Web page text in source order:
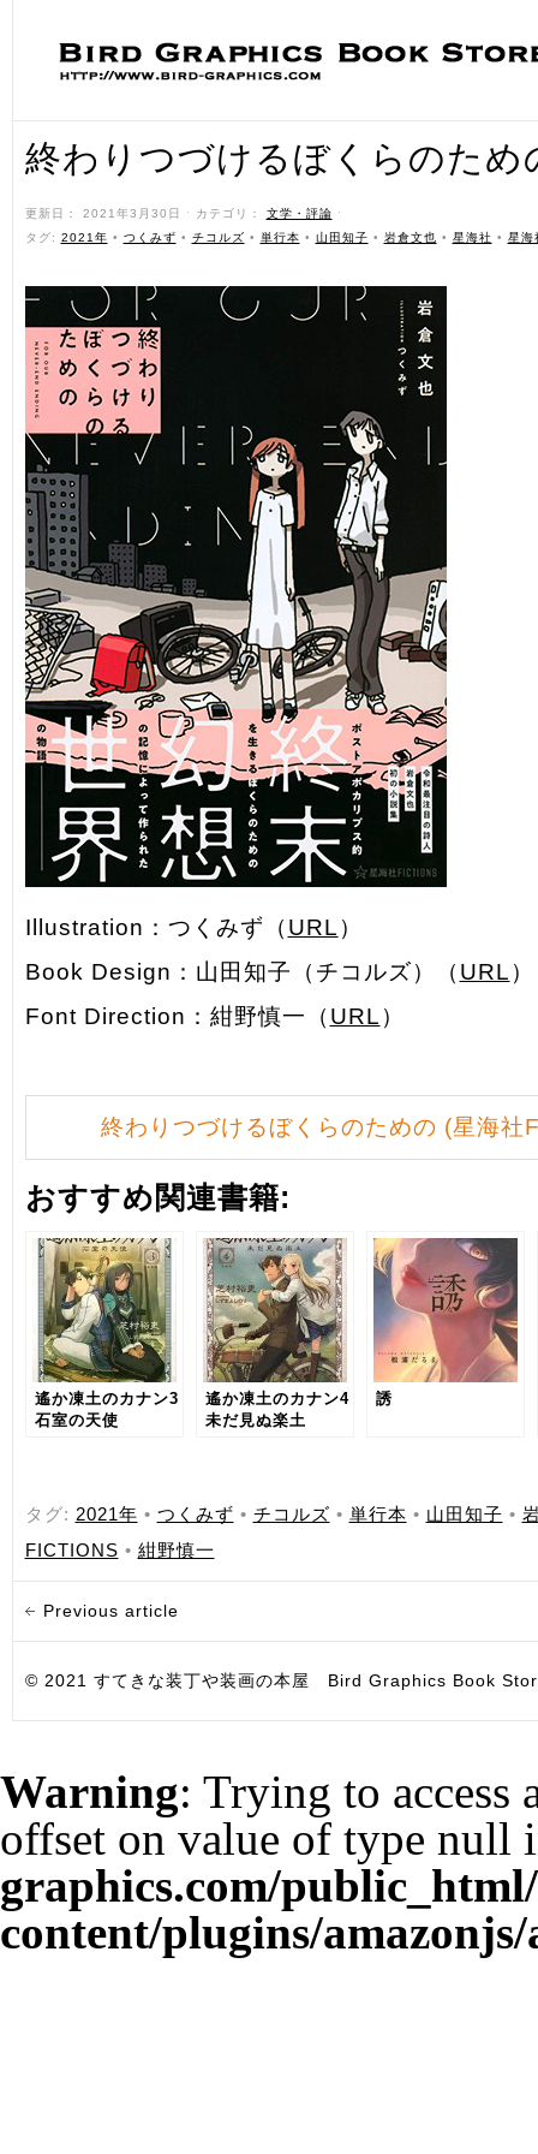
終わりつづけるぼくらのため
更新日： 2021年3月30日 ˑ カテゴリ： 文学・評論 ˑ
タグ: 2021年 • つくみず • チコルズ • 単行本 • 山田知子 • 岩倉文也 • 星海社 • 星海
Illustration：つくみず（ URL ）
Book Design：山田知子（チコルズ）（ URL ）
Font Direction：紺野慎一（ URL ）
終わりつづけるぼくらのための (星海社
おすすめ関連書籍:
遙か凍土のカナン3
石室の天使
遙か凍土のカナン4
未だ見ぬ楽土
誘
タグ: 2021年 • つくみず • チコルズ • 単行本 • 山田知子 •
FICTIONS • 紺野慎一
Previous article
© 2021 すてきな装丁や装画の本屋 Bird Graphics Book
Warning: Trying to access
offset on value of type null
graphics.com/
content/plugins/